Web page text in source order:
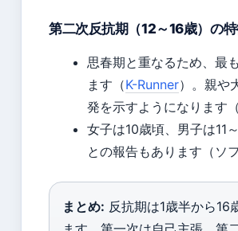
第二次反抗期（12～16歳）の
思春期と重なるため、最
ます（K-Runner）。親や
発を示すようになります
女子は10歳頃、男子は11
との報告もあります（
まとめ: 反抗期は1歳半から16